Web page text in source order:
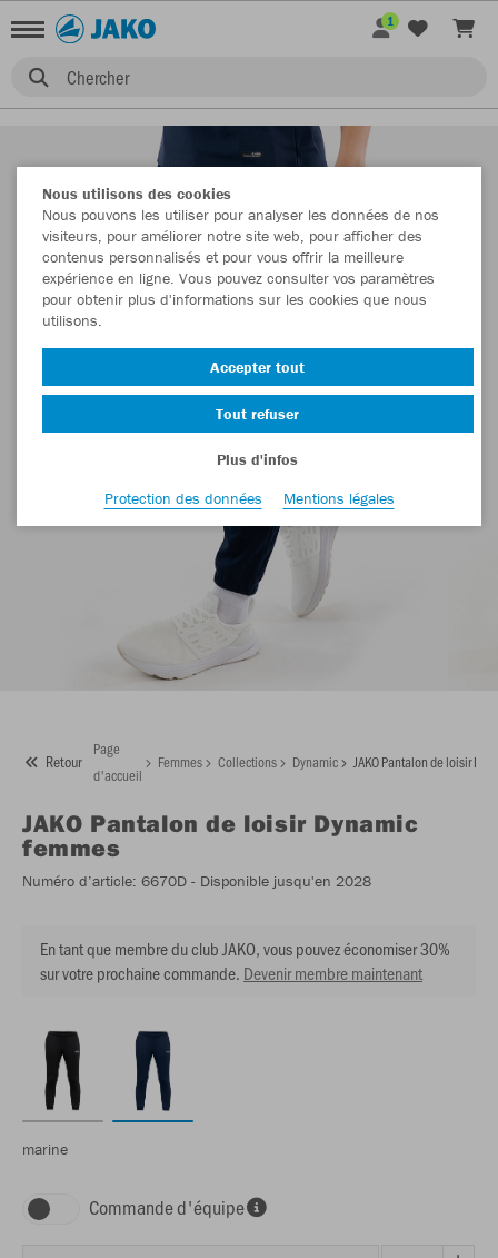
Chercher
1
Retour
Page
d'accueil
Femmes Collections Dynamic JAKO Pantalon de loisir
JAKO Pantalon de loisir Dynamic
femmes
Numéro d’article: 6670D - Disponible jusqu'en 2028
En tant que membre du club JAKO, vous pouvez économiser 30%
sur votre prochaine commande. Devenir membre maintenant
marine
Commande d'équipe
Nous utilisons des cookies
Nous pouvons les utiliser pour analyser les données de nos
visiteurs, pour améliorer notre site web, pour afficher des
contenus personnalisés et pour vous offrir la meilleure
expérience en ligne. Vous pouvez consulter vos paramètres
pour obtenir plus d'informations sur les cookies que nous
utilisons.
Accepter tout
Tout refuser
Plus d'infos
Protection des données
Mentions légales